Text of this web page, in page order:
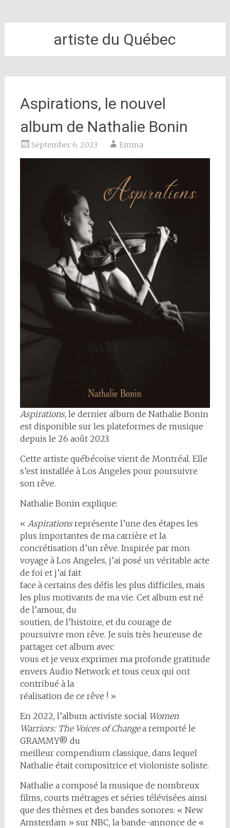
artiste du Québec
Aspirations, le nouvel
album de Nathalie Bonin
September 6, 2023 Emma
Aspirations, le dernier album de Nathalie Bonin
est disponible sur les plateformes de musique
depuis le 26 août 2023.
Cette artiste québécoise vient de Montréal. Elle
s’est installée à Los Angeles pour poursuivre
son rêve.
Nathalie Bonin explique:
« Aspirationsreprésente l’une des étapes les
plus importantes de ma carrière et la
concrétisation d’un rêve. Inspirée par mon
voyage à Los Angeles, j’ai posé un véritable acte
de foi et j’ai fait
face à certains des défis les plus difficiles, mais
les plus motivants de ma vie. Cet album est né
de l’amour, du
soutien, de l’histoire, et du courage de
poursuivre mon rêve. Je suis très heureuse de
partager cet album avec
vous et je veux exprimer ma profonde gratitude
envers Audio Network et tous ceux qui ont
contribué à la
réalisation de ce rêve ! »
En 2022, l’album activiste social Women
Warriors: The Voices of Changea remporté le
GRAMMY® du
meilleur compendium classique, dans lequel
Nathalie était compositrice et violoniste soliste.
Nathalie a composé la musique de nombreux
films, courts métrages et séries télévisées ainsi
que des thèmes et des bandes sonores: « New
Amsterdam » sur NBC, la bande-annonce de «